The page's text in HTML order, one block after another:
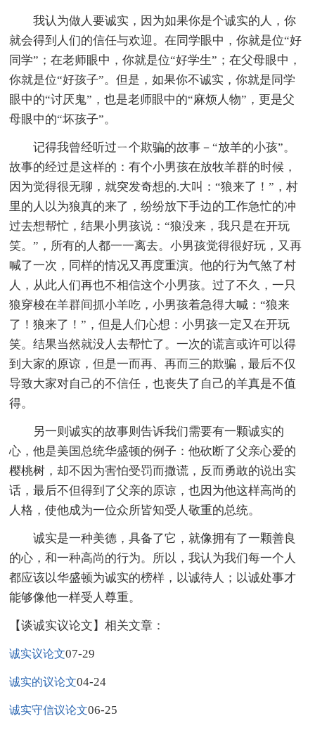
我认为做人要诚实，因为如果你是个诚实的人，你
就会得到人们的信任与欢迎。在同学眼中，你就是位“好
同学”；在老师眼中，你就是位“好学生”；在父母眼中，
你就是位“好孩子”。但是，如果你不诚实，你就是同学
眼中的“讨厌鬼”，也是老师眼中的“麻烦人物”，更是父
母眼中的“坏孩子”。
记得我曾经听过ㄧ个欺骗的故事－“放羊的小孩”。
故事的经过是这样的：有个小男孩在放牧羊群的时候，
因为觉得很无聊，就突发奇想的.大叫：“狼来了！”，村
里的人以为狼真的来了，纷纷放下手边的工作急忙的冲
过去想帮忙，结果小男孩说：“狼没来，我只是在开玩
笑。”，所有的人都一一离去。小男孩觉得很好玩，又再
喊了一次，同样的情况又再度重演。他的行为气煞了村
人，从此人们再也不相信这个小男孩。过了不久，一只
狼穿梭在羊群间抓小羊吃，小男孩着急得大喊：“狼来
了！狼来了！”，但是人们心想：小男孩一定又在开玩
笑。结果当然就没人去帮忙了。一次的谎言或许可以得
到大家的原谅，但是一而再、再而三的欺骗，最后不仅
导致大家对自己的不信任，也丧失了自己的羊真是不值
得。
另一则诚实的故事则告诉我们需要有一颗诚实的
心，他是美国总统华盛顿的例子：他砍断了父亲心爱的
樱桃树，却不因为害怕受罚而撒谎，反而勇敢的说出实
话，最后不但得到了父亲的原谅，也因为他这样高尚的
人格，使他成为一位众所皆知受人敬重的总统。
诚实是一种美德，具备了它，就像拥有了一颗善良
的心，和一种高尚的行为。所以，我认为我们每一个人
都应该以华盛顿为诚实的榜样，以诚待人；以诚处事才
能够像他一样受人尊重。
【谈诚实议论文】相关文章：
诚实议论文07-29
诚实的议论文04-24
诚实守信议论文06-25